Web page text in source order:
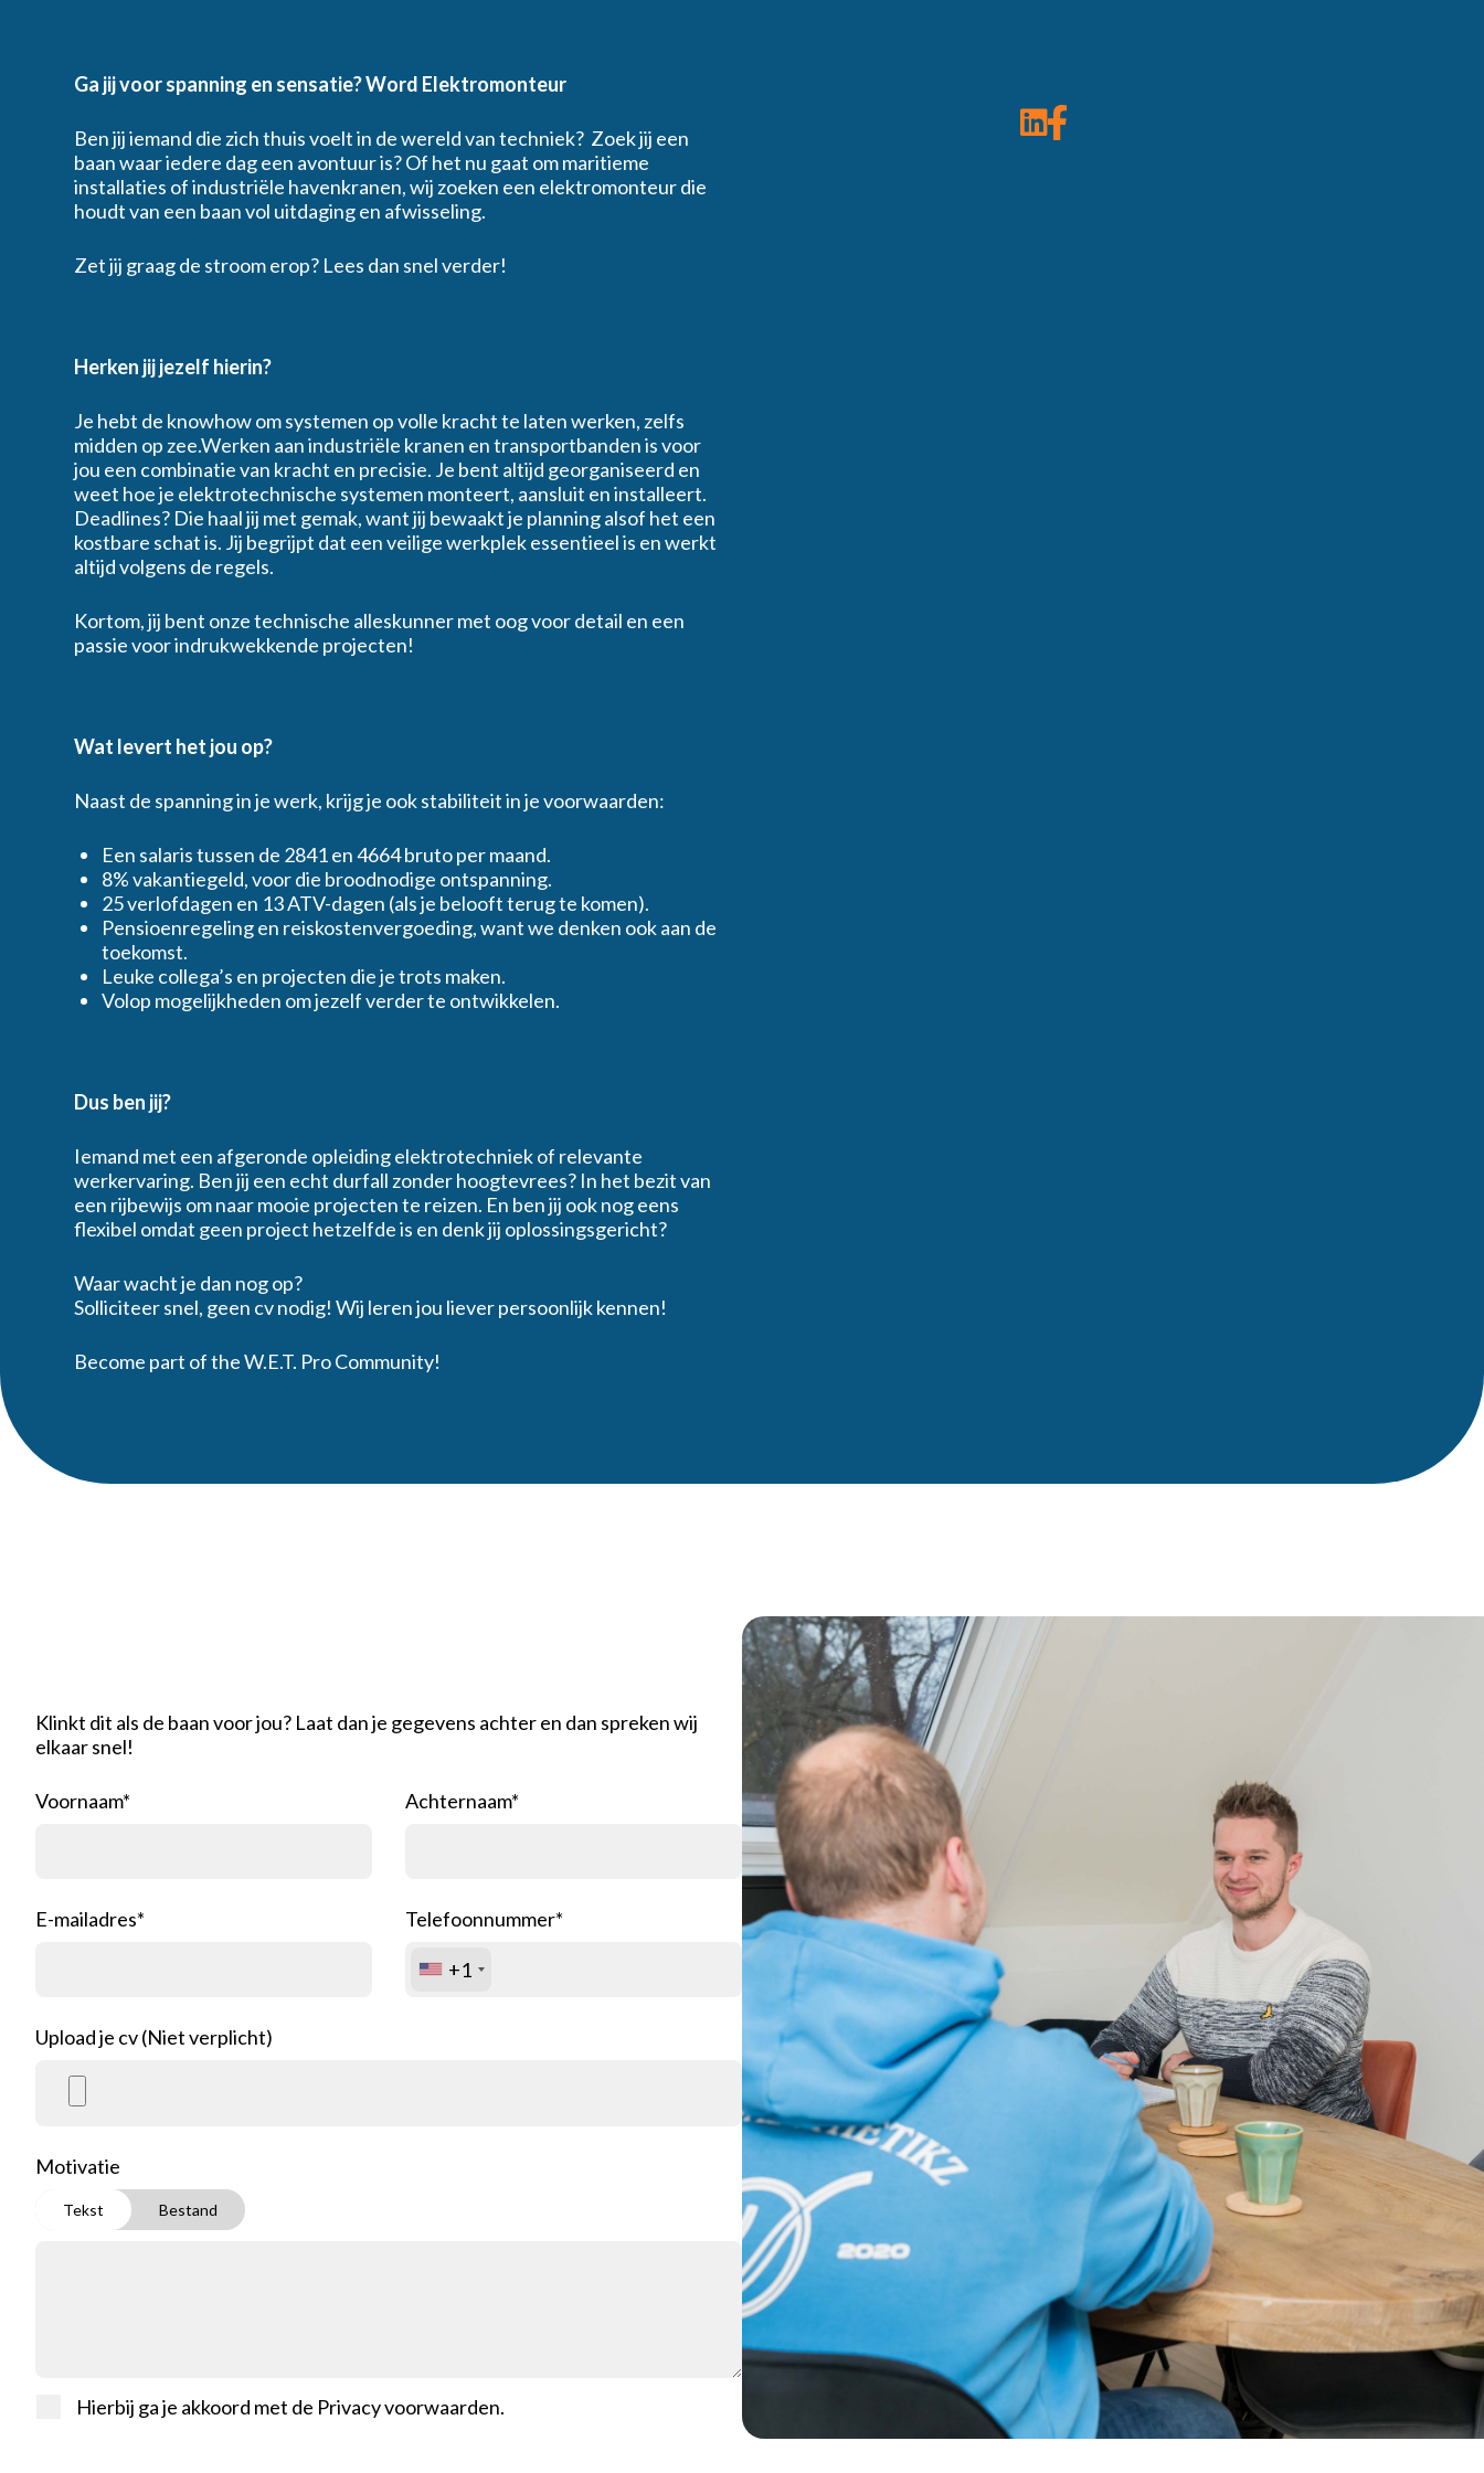
Home
Vacatures
Voor werkgevers
Over ons
Contact
Ontdek de vacatures
Ga jij voor spanning en sensatie? Word Elektromonteur
Ben jij iemand die zich thuis voelt in de wereld van techniek? Zoek jij een
baan waar iedere dag een avontuur is? Of het nu gaat om maritieme
installaties of industriële havenkranen, wij zoeken een elektromonteur die
houdt van een baan vol uitdaging en afwisseling.
Zet jij graag de stroom erop? Lees dan snel verder!
Herken jij jezelf hierin?
Je hebt de knowhow om systemen op volle kracht te laten werken, zelfs
midden op zee.Werken aan industriële kranen en transportbanden is voor
jou een combinatie van kracht en precisie. Je bent altijd georganiseerd en
weet hoe je elektrotechnische systemen monteert, aansluit en installeert.
Deadlines? Die haal jij met gemak, want jij bewaakt je planning alsof het een
kostbare schat is. Jij begrijpt dat een veilige werkplek essentieel is en werkt
altijd volgens de regels.
Kortom, jij bent onze technische alleskunner met oog voor detail en een
passie voor indrukwekkende projecten!
Wat levert het jou op?
Naast de spanning in je werk, krijg je ook stabiliteit in je voorwaarden:
Een salaris tussen de 2841 en 4664 bruto per maand.
8% vakantiegeld, voor die broodnodige ontspanning.
25 verlofdagen en 13 ATV-dagen (als je belooft terug te komen).
Pensioenregeling en reiskostenvergoeding, want we denken ook aan de
toekomst.
Leuke collega’s en projecten die je trots maken.
Volop mogelijkheden om jezelf verder te ontwikkelen.
Dus ben jij?
Iemand met een afgeronde opleiding elektrotechniek of relevante
werkervaring. Ben jij een echt durfall zonder hoogtevrees? In het bezit van
een rijbewijs om naar mooie projecten te reizen. En ben jij ook nog eens
flexibel omdat geen project hetzelfde is en denk jij oplossingsgericht?
Waar wacht je dan nog op?
Solliciteer snel, geen cv nodig! Wij leren jou liever persoonlijk kennen!
Become part of the W.E.T. Pro Community!
Klinkt dit als de baan voor jou? Laat dan je gegevens achter en dan spreken wij
elkaar snel!
Voornaam* Achternaam*
E-mailadres* Telefoonnummer*
+1
Upload je cv (Niet verplicht)
Motivatie
Tekst Bestand
Hierbij ga je akkoord met de Privacy voorwaarden.
category
Ik ga akkoord met hetprivacybeleid
Inschrijven